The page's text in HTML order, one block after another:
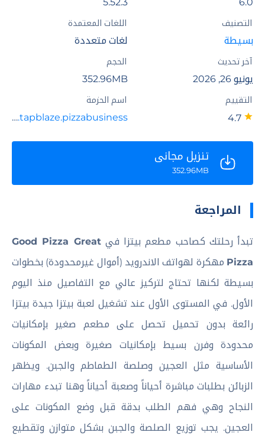
التصنيف
بسيطة
اللغات المعتمدة
لغات متعددة
آخر تحديث
يونيو 26, 2026
الحجم
352.96MB
التقييم اسم الحزمة
com.tapblaze.pizzabusiness
تنزيل مجاني
352.96MB
المراجعة
تبدأ رحلتك كصاحب مطعم بيتزا فيGood Pizza Great
Pizza مهكرة لهواتف الاندرويد (أموال غيرمحدودة) بخطوات
بسيطة لكنها تحتاج لتركيز عالي مع التفاصيل منذ اليوم
الأول. في المستوى الأول عند تشغيل لعبة بيتزا جيدة بيتزا
رائعة بدون تحميل تحصل على مطعم صغير بإمكانيات
محدودة وفرن بسيط بإمكانيات صغيرة وبعض المكونات
الأساسية مثل العجين وصلصة الطماطم والجبن. ويظهر
الزبائن بطلبات مباشرة أحياناً وصعبة أحياناً وهنا تبدء مهارات
النجاح وهي فهم الطلب بدقة قبل وضع المكونات على
العجين. يجب توزيع الصلصة والجبن بشكل متوازن وتقطيع